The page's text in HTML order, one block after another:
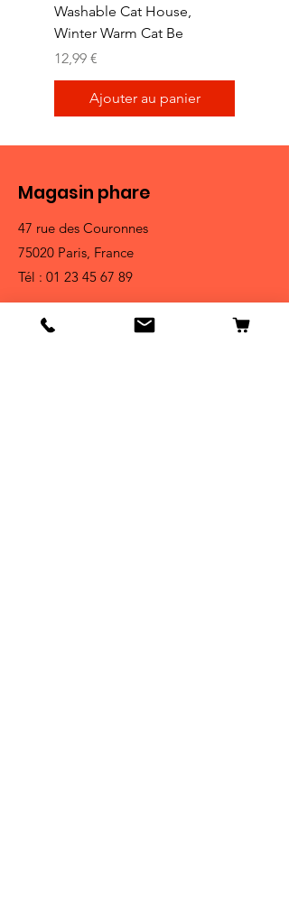
Washable Cat House,
Winter Warm Cat Be
Prix
12,99 €
Ajouter au panier
Magasin phare
47 rue des Couronnes
75020 Paris, France
Tél : 01 23 45 67 89
Liste des magasins